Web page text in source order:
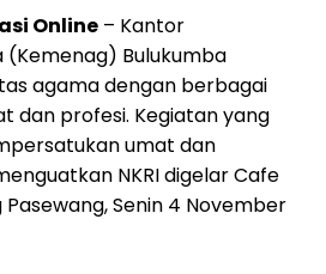
r
e
a
d
s
a
r
e
Online – Kantor
Bulukumba
agama dengan berbagai
dan profesi. Kegiatan yang
umat dan
NKRI digelar Cafe
Senin 4 November